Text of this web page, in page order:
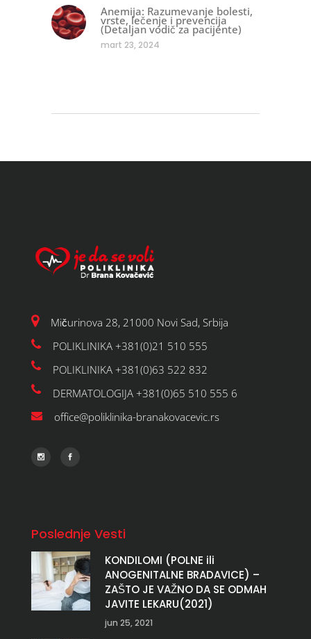
Anemija: Razumevanje bolesti,
vrste, lečenje i prevencija
(Detaljan vodič za pacijente)
mart 23, 2024
Mičurinova 28, 21000 Novi Sad, Srbija
POLIKLINIKA +381(0)21 510 555
POLIKLINIKA +381(0)63 522 832
DERMATOLOGIJA +381(0)65 510 555 6
office@poliklinika-branakovacevic.rs
Poslednje Vesti
KONDILOMI (POLNE ili
ANOGENITALNE BRADAVICE) –
ZAŠTO JE VAŽNO DA SE ODMAH
JAVITE LEKARU(2021)
jun 25, 2021